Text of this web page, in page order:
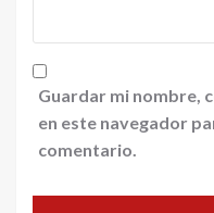
Guardar mi nombre,
en este navegador
comentario.